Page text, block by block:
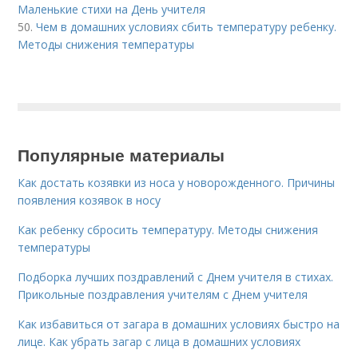
Маленькие стихи на День учителя
50.Чем в домашних условиях сбить температуру ребенку.
Методы снижения температуры
Популярные материалы
Как достать козявки из носа у новорожденного. Причины
появления козявок в носу
Как ребенку сбросить температуру. Методы снижения
температуры
Подборка лучших поздравлений с Днем учителя в стихах.
Прикольные поздравления учителям с Днем учителя
Как избавиться от загара в домашних условиях быстро на
лице. Как убрать загар с лица в домашних условиях